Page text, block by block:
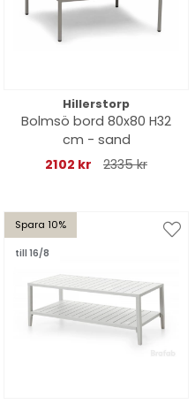
Hillerstorp
Bolmsö bord 80x80 H32
cm - sand
2102 kr
2335 kr
Spara 10%
till 16/8